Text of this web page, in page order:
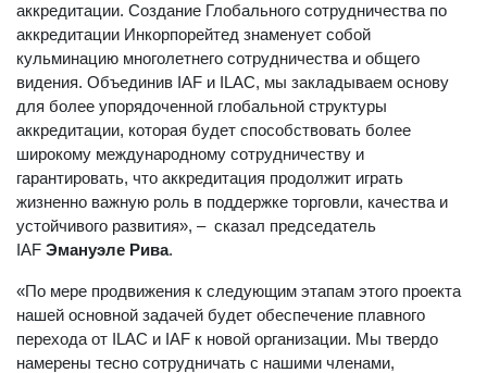
аккредитации. Создание Глобального сотрудничества по
аккредитации Инкорпорейтед знаменует собой
кульминацию многолетнего сотрудничества и общего
видения. Объединив IAF и ILAC, мы закладываем основу
для более упорядоченной глобальной структуры
аккредитации, которая будет способствовать более
широкому международному сотрудничеству и
гарантировать, что аккредитация продолжит играть
жизненно важную роль в поддержке торговли, качества и
устойчивого развития», – сказал председатель
IAF Эмануэле Рива.
«По мере продвижения к следующим этапам этого проекта
нашей основной задачей будет обеспечение плавного
перехода от ILAC и IAF к новой организации. Мы твердо
намерены тесно сотрудничать с нашими членами,